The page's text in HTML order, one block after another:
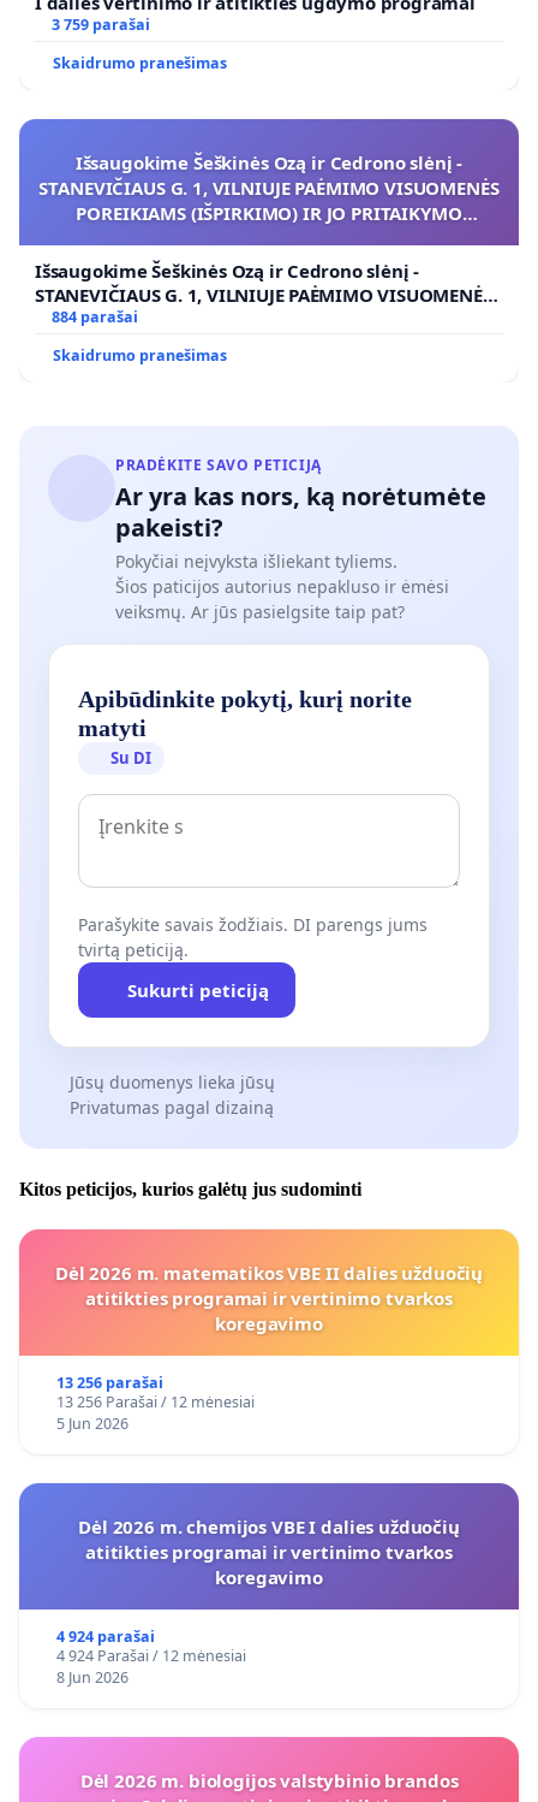
3 759 parašai
Skaidrumo pranešimas
Išsaugokime Šeškinės Ozą ir Cedrono slėnį -
STANEVIČIAUS G. 1, VILNIUJE PAĖMIMO VISUOMENĖS
POREIKIAMS (IŠPIRKIMO) IR JO PRITAIKYMO
Išsaugokime Šeškinės Ozą ir Cedrono slėnį -
STANEVIČIAUS G. 1, VILNIUJE PAĖMIMO VISUOMENĖS
POREIKIAMS (IŠPIRKIMO) IR JO PRITAIKYMO VIEŠAJAI
ŽELDYNŲ FUNKCIJAI
884 parašai
Skaidrumo pranešimas
PRADĖKITE SAVO PETICIJĄ
Ar yra kas nors, ką norėtumėte
pakeisti?
Pokyčiai neįvyksta išliekant tyliems.
Šios paticijos autorius nepakluso ir ėmėsi
veiksmų. Ar jūs pasielgsite taip pat?
Apibūdinkite pokytį, kurį norite
matyti
Su DI
Parašykite savais žodžiais. DI parengs jums
tvirtą peticiją.
Sukurti peticiją
Jūsų duomenys lieka jūsų
Privatumas pagal dizainą
Kitos peticijos, kurios galėtų jus sudominti
Dėl 2026 m. matematikos VBE II dalies užduočių
atitikties programai ir vertinimo tvarkos
koregavimo
13 256 parašai
13 256 Parašai / 12 mėnesiai
5 Jun 2026
Dėl 2026 m. chemijos VBE I dalies užduočių
atitikties programai ir vertinimo tvarkos
koregavimo
4 924 parašai
4 924 Parašai / 12 mėnesiai
8 Jun 2026
Dėl 2026 m. biologijos valstybinio brandos